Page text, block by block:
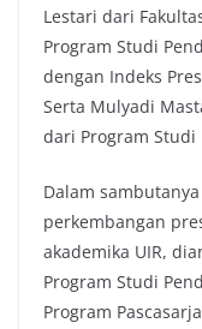
Lestari dari
Program Studi
dengan Indeks
Serta Mulyadi
dari Program Studi
Dalam
perkembangan
akademika UIR,
Program Studi
Program